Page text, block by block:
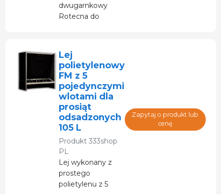
dwugarnkowy
Rotecna do
Lej
polietylenowy
FM z 5
pojedynczymi
wlotami dla
prosiąt
odsadzonych
105 L
Produkt 333shop
PL
Lej wykonany z
prostego
polietylenu z 5
Zapytaj o produkt lub
cenę